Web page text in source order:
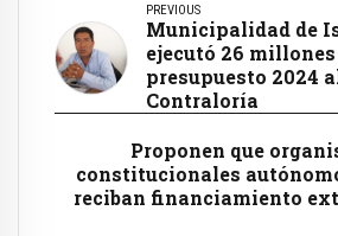
PREVIOUS
Municipalidad de
ejecutó 26 millones
presupuesto 2024
Contraloría
Proponen que
constitucionales
reciban financiamiento